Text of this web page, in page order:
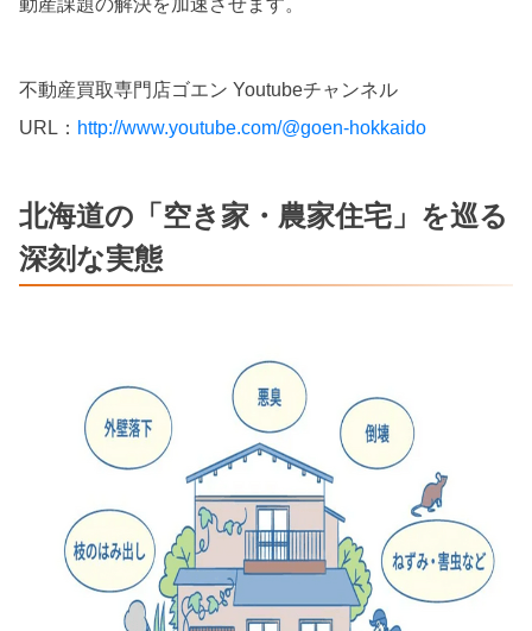
不動産買取専門店ゴエン Youtubeチャンネル
URL： http://www.youtube.com/@goen-hokkaido
北海道の「空き家・農家住宅」を巡る
深刻な実態